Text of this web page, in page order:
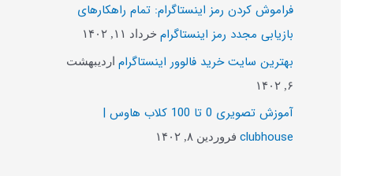
ا
ی
:
فراموش کردن رمز اینستاگرام: تمام راهکارهای
بازیابی مجدد رمز اینستاگرام خرداد ۱۱, ۱۴۰۲
بهترین سایت خرید فالوور اینستاگرام اردیبهشت
۶, ۱۴۰۲
آموزش تصویری 0 تا 100 کلاب هاوس |
clubhouse فروردین ۸, ۱۴۰۲